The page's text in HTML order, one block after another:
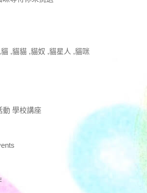
,貓貓 ,貓奴 ,貓星人 ,貓咪
動 學校講座